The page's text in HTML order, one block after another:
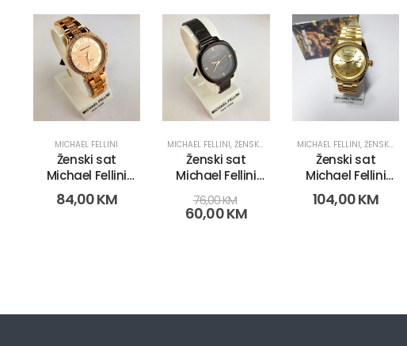
MICHAEL FELLINI
Ženski sat
Michael Fellini
2204 (2706-3)
84,00KM
MICHAEL FELLINI,ŽENSKI SATOVI
Ženski sat
Michael Fellini
2183 (2714-8)
76,00KM
60,00KM
MICHAEL FELLINI, ŽENSKI SATOVI
Ženski sat
Michael Fellini
2221 (3035-5)
104,00KM